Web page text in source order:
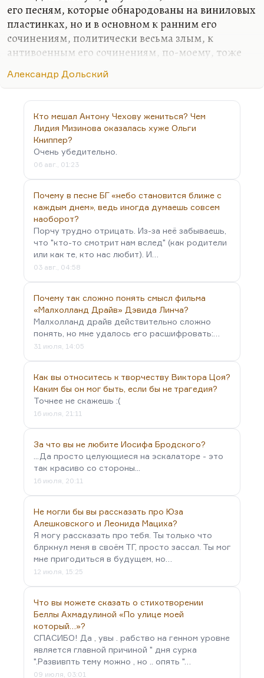
его песням, которые обнародованы на виниловых
пластинках, но и в основном к ранним его
сочинениям, политически весьма злым, к
антивоенным его сочинениям, по-моему, тоже
корни Михаила Щербакова, уж если на то пошло,
Матвеевой, которых он обычно называет в
качестве любимых предшественников. Мне
кажется, Дольский на него не то чтобы повлиял,
но он работает в сходном направлении. Такое
прохладное совершенство некоторых его
сочинений — это да. И, конечно, музыкальное
совершенство замечательное. Мне кажется, здесь
есть некоторое…
Александр Дольский
Кто мешал Антону Чехову жениться? Чем
Лидия Мизинова оказалась хуже Ольги
Книппер?
Очень убедительно.
06 авг., 01:23
Почему в песне БГ «небо становится ближе с
каждым днем», ведь иногда думаешь совсем
наоборот?
Порчу трудно отрицать. Из-за неё забываешь,
что "кто-то смотрит нам вслед" (как родители
или как те, кто нас любит). И…
03 авг., 04:58
Почему так сложно понять смысл фильма
«Малхолланд Драйв» Дэвида Линча?
Малхолланд драйв действительно сложно
понять, но мне удалось его расшифровать:…
31 июля, 14:05
Как вы относитесь к творчеству Виктора Цоя?
Каким бы он мог быть, если бы не трагедия?
Точнее не скажешь :(
16 июля, 21:11
За что вы не любите Иосифа Бродского?
...Да просто целующиеся на эскалаторе - это
так красиво со стороны...
16 июля, 20:11
Не могли бы вы рассказать про Юза
Алешковского и Леонида Мациха?
Я могу рассказать про тебя. Ты только что
блркнул меня в своём ТГ, просто зассал. Ты мог
мне пригодиться в будущем, но…
12 июля, 15:25
Что вы можете сказать о стихотворении
Беллы Ахмадулиной «По улице моей
который…»?
СПАСИБО! Да , увы . рабство на генном уровне
является главной причиной " дня сурка
".Развивпть тему можно , но .. опять "…
09 июля, 03:01